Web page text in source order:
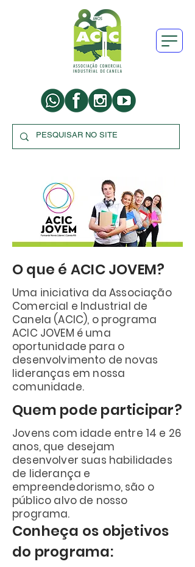
O que é ACIC JOVEM?
Uma iniciativa da Associação
Comercial e Industrial de
Canela (ACIC), o programa
ACIC JOVEM é uma
oportunidade para o
desenvolvimento de novas
lideranças em nossa
comunidade.
Quem pode participar?
Jovens com idade entre 14 e 26
anos, que desejam
desenvolver suas habilidades
de liderança e
empreendedorismo, são o
público alvo de nosso
programa.
Conheça os objetivos
do programa: